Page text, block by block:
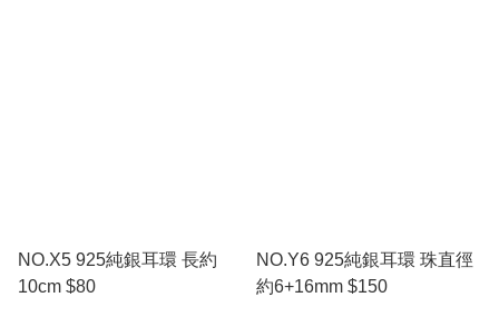
NO.X5 925純銀耳環 長約
10cm $80
NO.Y6 925純銀耳環 珠直徑
約6+16mm $150